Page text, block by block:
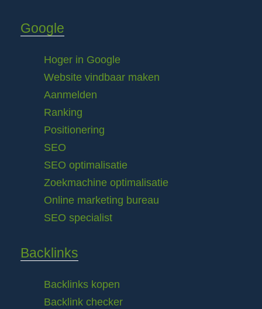
Google
Hoger in Google
Website vindbaar maken
Aanmelden
Ranking
Positionering
SEO
SEO optimalisatie
Zoekmachine optimalisatie
Online marketing bureau
SEO specialist
Backlinks
Backlinks kopen
Backlink checker